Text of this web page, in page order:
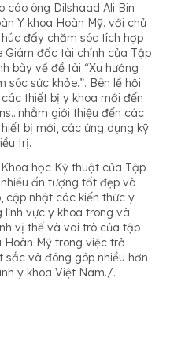
cáo ông Dilshaad Ali Bin
Y khoa Hoàn Mỹ. với chủ
đẩy chăm sóc tích hợp
Giám đốc tài chính của Tập
bày về đề tài “Xu hướng
sức khỏe.”. Bên lề hội
thiết bị y khoa mới đến
giới thiệu đến các
bị mới, các ứng dụng kỹ
trị.
học Kỹ thuật của Tập
ấn tượng tốt đẹp và
cập nhật các kiến thức y
vực y khoa trong và
vị thế và vai trò của tập
Mỹ trong việc trở
và đóng góp nhiều hơn
y khoa Việt Nam./.